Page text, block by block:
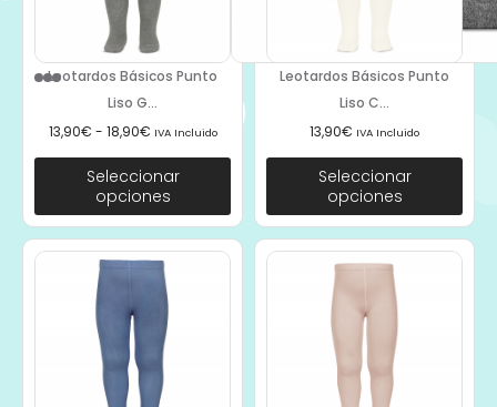
Leotardos Básicos Punto
Liso G...
13,90€ - 18,90€ IVA Incluido
Seleccionar
opciones
Leotardos Básicos Punto
Liso C...
13,90€ IVA Incluido
Seleccionar
opciones